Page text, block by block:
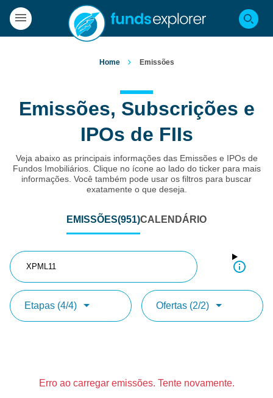
Home Emissões
Emissões, Subscrições e
IPOs de FIIs
Veja abaixo as principais informações das Emissões e IPOs de
Fundos Imobiliários. Clique no ícone ao lado do ticker para mais
informações. Você também pode usar os filtros para buscar
exatamente o que deseja.
EMISSÕES(951)CALENDÁRIO
Etapas (4/4) Ofertas (2/2)
Erro ao carregar emissões. Tente novamente.